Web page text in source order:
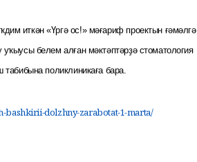
иткән «Үргә ос!» мәғариф проектын ғәмәлгә
белем алған мәктәптәрҙә стоматология
поликлиникаға бара.
bashkirii-dolzhny-zarabotat-1-marta/